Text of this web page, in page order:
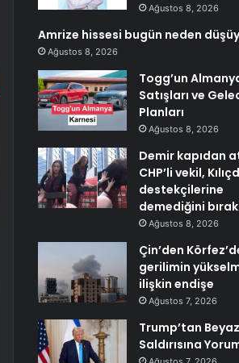
Ağustos 8, 2026
Amrize hissesi bugün neden
Ağustos 8, 2026
Togg’un
Satışları ve
Planları
Ağustos 8, 2026
Demir kapıdan
CHP’li vekil,
destekçilerine
demediğini
Ağustos 8, 2026
Çin’den
gerilimin
ilişkin endişe
Ağustos 7, 2026
Trump’tan
Saldırısına